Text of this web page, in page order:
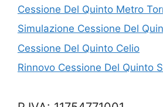
Cessione Del Quinto Metro
Simulazione Cessione Del
Cessione Del Quinto Celio
Rinnovo Cessione Del Quinto